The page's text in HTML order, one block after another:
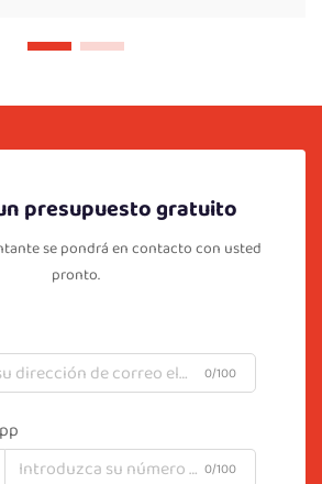
presupuesto gratuito
se pondrá en contacto con usted
pronto.
0/100
0/100